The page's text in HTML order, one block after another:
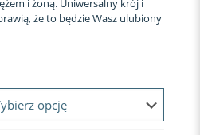
i żoną. Uniwersalny krój i
że to będzie Wasz ulubiony